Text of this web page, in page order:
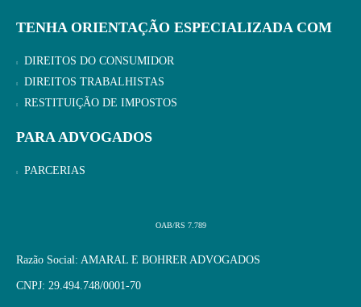
TENHA ORIENTAÇÃO ESPECIALIZADA COM
DIREITOS DO CONSUMIDOR
DIREITOS TRABALHISTAS
RESTITUIÇÃO DE IMPOSTOS
PARA ADVOGADOS
PARCERIAS
OAB/RS 7.789
Razão Social: AMARAL E BOHRER ADVOGADOS
CNPJ: 29.494.748/0001-70